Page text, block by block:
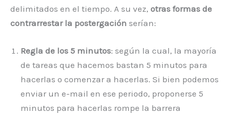
delimitados en el tiempo. A su vez, otras formas de
contrarrestar la postergación serían:
Regla de los 5 minutos: según la cual, la mayoría
de tareas que hacemos bastan 5 minutos para
hacerlas o comenzar a hacerlas. Si bien podemos
enviar un e-mail en ese periodo, proponerse 5
minutos para hacerlas rompe la barrera